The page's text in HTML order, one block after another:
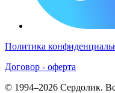
Политика
Договор - оферта
© 1994–2026 Сердолик.